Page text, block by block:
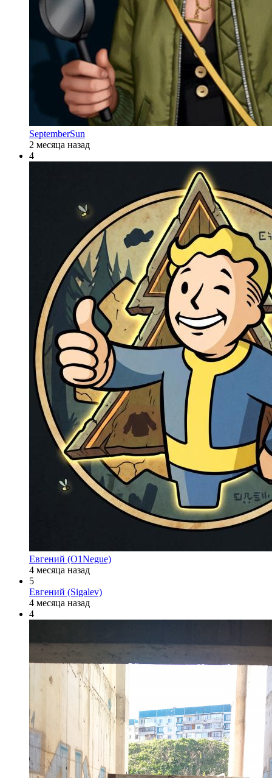
SeptemberSun
2 месяца назад
4
Евгений (O1Negue)
4 месяца назад
5
Евгений (Sigalev)
4 месяца назад
4